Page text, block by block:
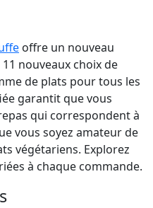
offre un nouveau
nouveaux choix de
de plats pour tous les
garantit que vous
qui correspondent à
vous soyez amateur de
végétariens. Explorez
à chaque commande.